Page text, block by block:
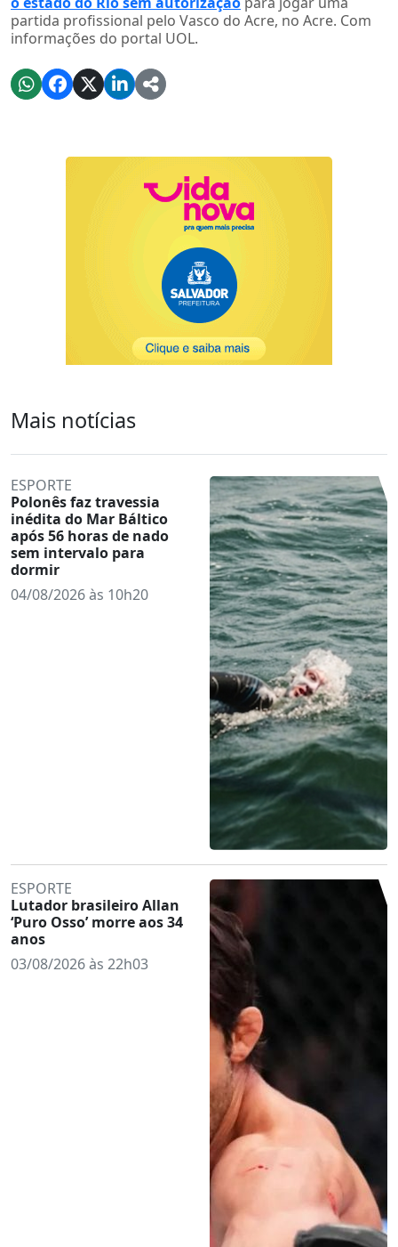
partida profissional pelo Vasco do Acre, no Acre. Com
informações do portal UOL.
Mais notícias
ESPORTE
Polonês faz travessia
inédita do Mar Báltico
após 56 horas de nado
sem intervalo para
dormir
04/08/2026 às 10h20
ESPORTE
Lutador brasileiro Allan
‘Puro Osso’ morre aos 34
anos
03/08/2026 às 22h03